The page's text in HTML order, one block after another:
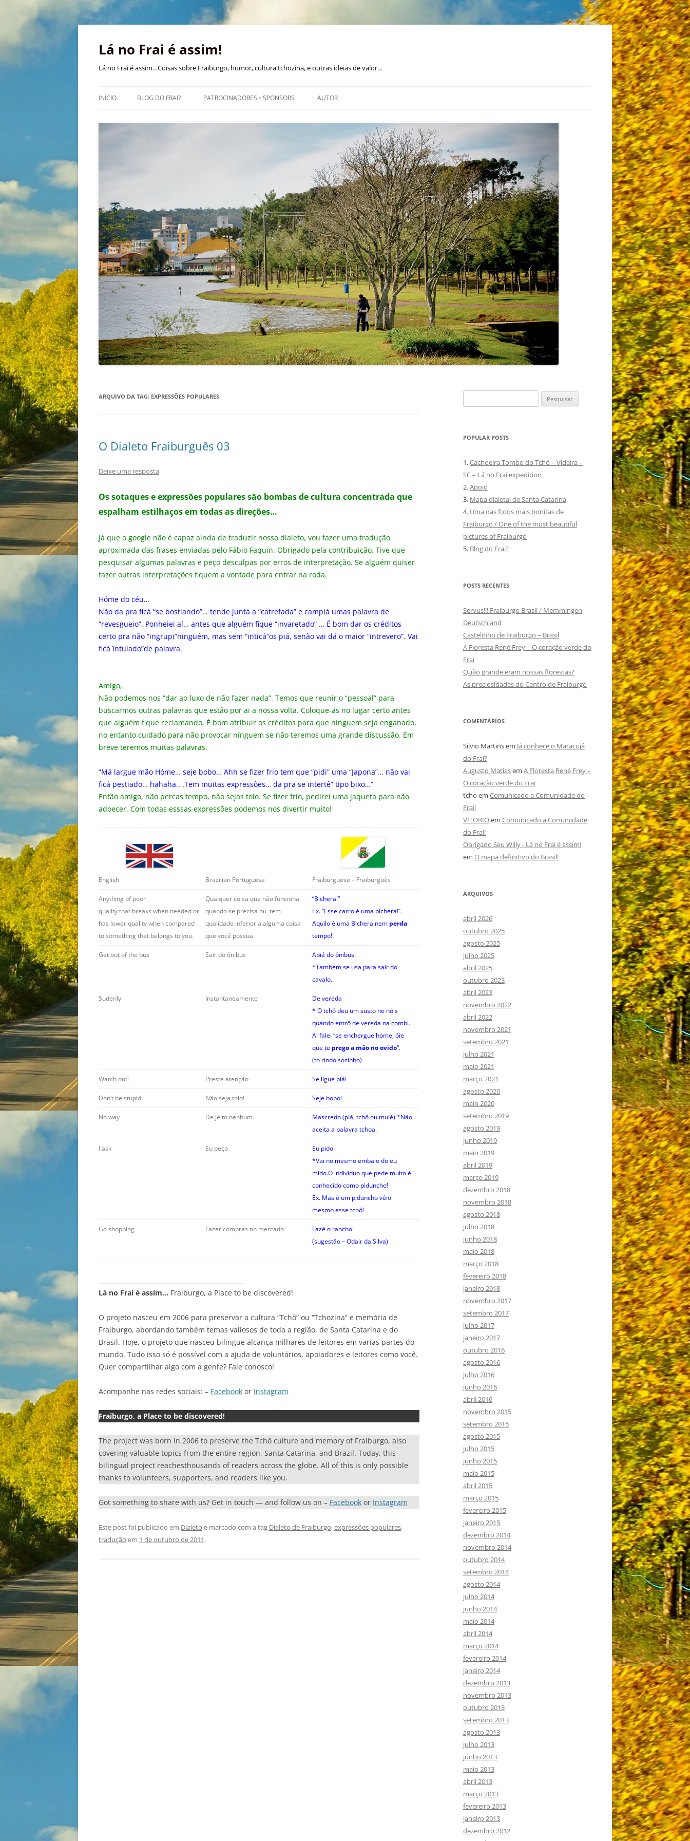
Pular
conteúdo
Lá no Frai é assim!
Lá no Frai é assim…Coisas sobre Fraiburgo, humor, cultura tchozina, e outras ideias de valor…
INÍCIO BLOG DO FRAI? PATROCINADORES • SPONSORS AUTOR
ARQUIVO DA TAG: EXPRESSÕES POPULARES
O Dialeto Fraiburguês 03
Deixe uma resposta
Os sotaques e expressões populares são bombas de cultura concentrada que
espalham estilhaços em todas as direções…
Já que o google não é capaz ainda de traduzir nosso dialeto, vou fazer uma tradução
aproximada das frases enviadas pelo Fábio Faquin. Obrigado pela contribuição. Tive que
pesquisar algumas palavras e peço desculpas por erros de interpretação. Se alguém quiser
fazer outras interpretações fiquem a vontade para entrar na roda.
Hóme do céu…
Não da pra ficá “se bostiando”… tende juntá a “catrefada” e campiá umas palavra de
“revesgueio”. Ponheiei aí… antes que alguém fique “invaretado” … É bom dar os créditos
certo pra não “ingrupi”ninguém, mas sem “inticá”os piá, senão vai dá o maior “intrevero”. Vai
ficá ïntuiado”de palavra.
Amigo,
Não podemos nos “dar ao luxo de não fazer nada”. Temos que reunir o “pessoal” para
buscarmos outras palavras que estão por ai a nossa volta. Coloque-ás no lugar certo antes
que alguém fique reclamando. É bom atribuir os créditos para que nínguem seja enganado,
no entanto cuidado para não provocar nínguem se não teremos uma grande discussão. Em
breve teremos muitas palavras.
“Má largue mão Hóme… seje bobo… Ahh se fizer frio tem que “pidi” uma “Japona”… não vai
ficá pestiado… hahaha.. .Tem muitas expressões… da pra se ïntertê” tipo bixo…”
Então amigo, não percas tempo, não sejas tolo. Se fizer frio, pedirei uma jaqueta para não
adoecer. Com todas esssas expressões podemos nos divertir muito!
English Brazilian Portuguese Fraiburguese – Fraiburguês
Anything of poor
quality that breaks when needed or
has lower quality when compared
to something that belongs to you.
Qualquer coisa que não funciona
quando se precisa ou tem
qualidade inferior a alguma coisa
que você possua.
“Bichera!”
Ex. “Esse carro é uma bichera!”.
Aquilo é uma Bichera nem perda
tempo!
Get out of the bus Sair do ônibus
Apiá do ônibus.
*Também se usa para sair do
cavalo.
Sudenly Instantaneamente
De vereda
* O tchô deu um susto ne nóis
quando entrô de vereda na combi.
Ai falei “se enchergue home, óie
que te prego a mão no ovido“.
(to rindo sozinho)
Watch out! Preste atenção Se ligue piá!
Don’t be stupid! Não seja tolo! Seje bobo!
No way De jeito nenhum.
Mascredo (piá, tchô ou muié).*Não
aceita a palavra tchoa.
I ask Eu peço
Eu pido!
*Vai no mesmo embalo do eu
mido.O indivíduo que pede muito é
conhecido como piduncho!
Ex. Mas é um piduncho véio
mesmo esse tchô!
Go shopping Fazer compras no mercado
Fazê o rancho!
(sugestão – Odair da Silva)
Lá no Frai é assim… Fraiburgo, a Place to be discovered!
O projeto nasceu em 2006 para preservar a cultura “Tchô” ou “Tchozina” e memória de
Fraiburgo, abordando também temas valiosos de toda a região, de Santa Catarina e do
Brasil. Hoje, o projeto que nasceu bilingue alcança milhares de leitores em varias partes do
mundo. Tudo isso só é possível com a ajuda de voluntários, apoiadores e leitores como você.
Quer compartilhar algo com a gente? Fale conosco!
Acompanhe nas redes sociais: – Facebook or Instagram
Fraiburgo, a Place to be discovered!
The project was born in 2006 to preserve the Tchô culture and memory of Fraiburgo, also
covering valuable topics from the entire region, Santa Catarina, and Brazil. Today, this
bilingual project reachesthousands of readers across the globe. All of this is only possible
thanks to volunteers, supporters, and readers like you.
Got something to share with us? Get in touch — and follow us on – Facebook or Instagram
Este post foi publicado em Dialeto e marcado com a tag Dialeto de Fraiburgo,expressões populares,
tradução em 1 de outubro de 2011.
por:
POPULAR POSTS
1.Cachoeira Tombo do Tchô – Videira –
SC – Lá no Frai expedition
2.Apoio
3. Mapa dialetal de Santa Catarina
4. Uma das fotos mais bonitas de
Fraiburgo / One of the most beautiful
pictures of Fraiburgo
5. Blog do Frai?
POSTS RECENTES
Servus!!! Fraiburgo Brasil / Memmingen
Deutschland
Castelinho de Fraiburgo – Brasil
A Floresta René Frey – O coração verde do
Frai
Quão grande eram nossas florestas?
As preciosidades do Centro de Fraiburgo
COMENTÁRIOS
Silvio Martinsem Já conhece o Maracujá
do Frai?
Augusto Matiasem A Floresta René Frey –
O coração verde do Frai
tcho em Comunicado a Comunidade do
Frai!
VITORIOem Comunicado a Comunidade
do Frai!
Obrigado Seu Willy - Lá no Frai é assim!
em O mapa definitivo do Brasil!
ARQUIVOS
abril 2026
outubro 2025
agosto 2025
julho 2025
abril 2025
outubro 2023
abril 2023
novembro 2022
abril 2022
novembro 2021
setembro 2021
julho 2021
maio 2021
março 2021
agosto 2020
maio 2020
setembro 2019
agosto 2019
junho 2019
maio 2019
abril 2019
março 2019
dezembro 2018
novembro 2018
agosto 2018
julho 2018
junho 2018
maio 2018
março 2018
fevereiro 2018
janeiro 2018
novembro 2017
setembro 2017
julho 2017
janeiro 2017
outubro 2016
agosto 2016
julho 2016
junho 2016
abril 2016
novembro 2015
setembro 2015
agosto 2015
julho 2015
junho 2015
maio 2015
abril 2015
março 2015
fevereiro 2015
janeiro 2015
dezembro 2014
novembro 2014
outubro 2014
setembro 2014
agosto 2014
julho 2014
junho 2014
maio 2014
abril 2014
março 2014
fevereiro 2014
janeiro 2014
dezembro 2013
novembro 2013
outubro 2013
setembro 2013
agosto 2013
julho 2013
junho 2013
maio 2013
abril 2013
março 2013
fevereiro 2013
janeiro 2013
dezembro 2012